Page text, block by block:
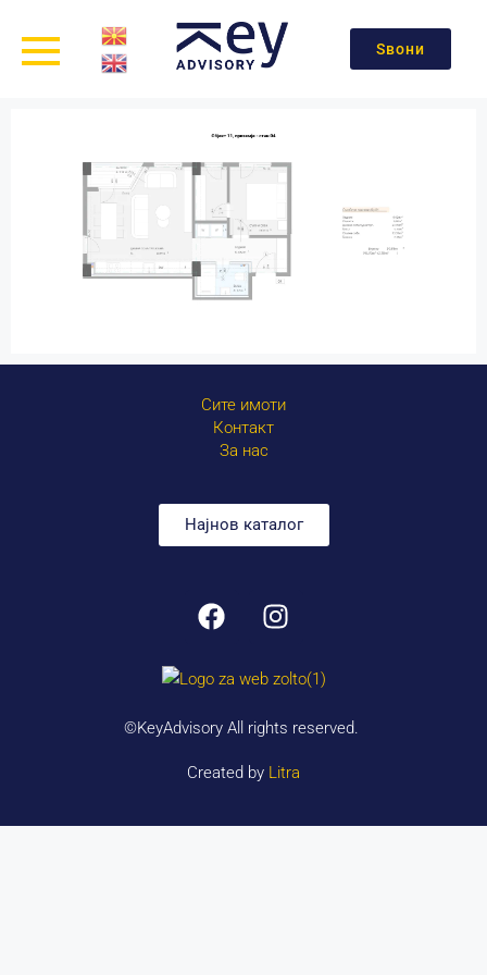
Ѕвони
Сите имоти
Контакт
За нас
Најнов каталог
©KeyAdvisory All rights reserved.
Created by Litra